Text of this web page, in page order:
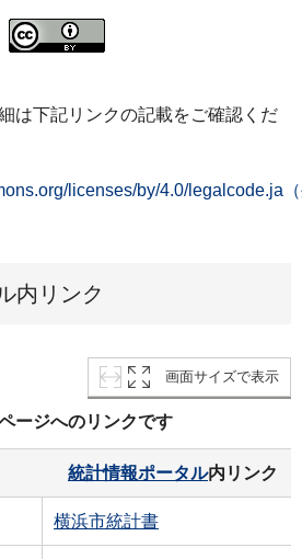
は下記リンクの記載をご確認くだ
licenses/by/4.0/legalcode.ja
内リンク
画面サイズで表示
ージへのリンクです
統計情報ポータル内リンク
横浜市統計書